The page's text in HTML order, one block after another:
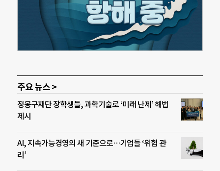
주요 뉴스 >
정몽구재단 장학생들, 과학기술로 ‘미래 난제’ 해법
제시
AI, 지속가능경영의 새 기준으로…기업들 ‘위험 관
리’